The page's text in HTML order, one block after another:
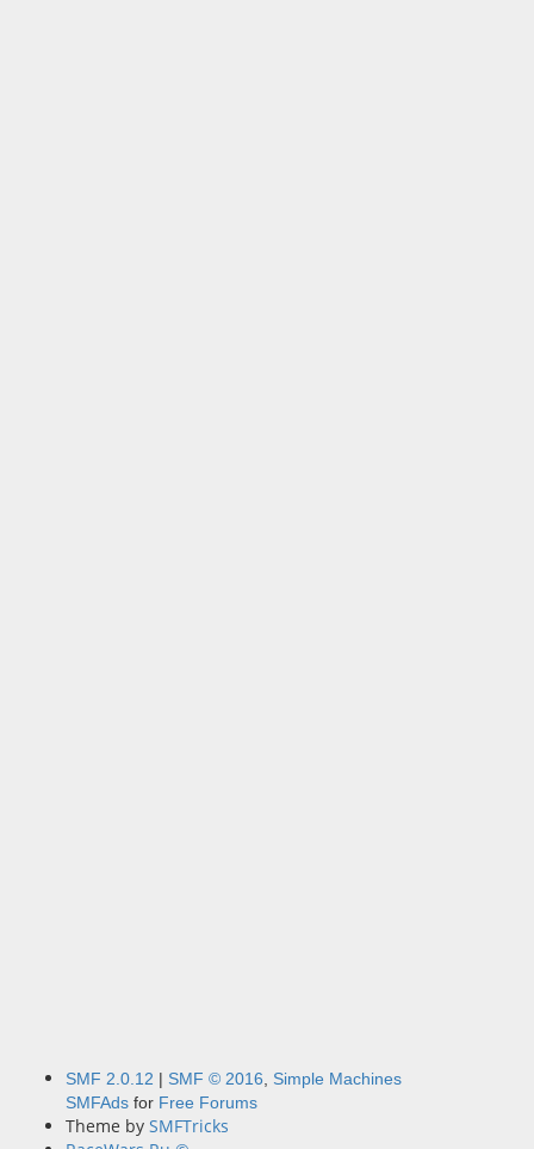
SMF 2.0.12 | SMF © 2016, Simple Machines
SMFAds for Free Forums
Theme by SMFTricks